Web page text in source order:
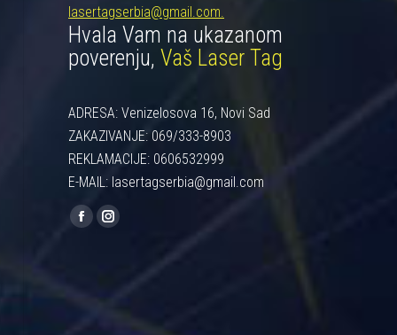
lasertagserbia@gmail.com.
Hvala Vam na ukazanom
poverenju, Vaš Laser Tag
ADRESA: Venizelosova 16, Novi Sad
ZAKAZIVANJE: 069/333-8903
REKLAMACIJE: 0606532999
E-MAIL: lasertagserbia@gmail.com
Find us on:
FacebookInstagram